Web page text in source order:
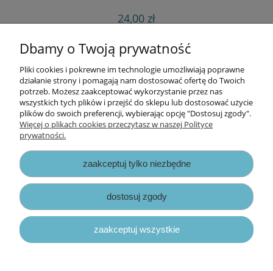
24,00 zł
do koszyka
Informacje
Opłaty i koszty dostawy
Zapisy prawne
Dbamy o Twoją prywatność
Pliki cookies i pokrewne im technologie umożliwiają poprawne
działanie strony i pomagają nam dostosować ofertę do Twoich
potrzeb. Możesz zaakceptować wykorzystanie przez nas
wszystkich tych plików i przejść do sklepu lub dostosować użycie
plików do swoich preferencji, wybierając opcję "Dostosuj zgody".
Więcej o plikach cookies przeczytasz w naszej Polityce
prywatności.
zaakceptuj tylko niezbędne
dostosuj zgody
zaakceptuj wszystkie